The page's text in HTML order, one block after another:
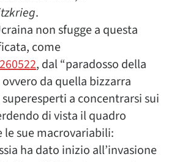
.
non sfugge a questa
come
, dal “paradosso della
da quella bizzarra
a concentrarsi sui
di vista il quadro
le sue macrovariabili:
ha dato inizio all’invasione